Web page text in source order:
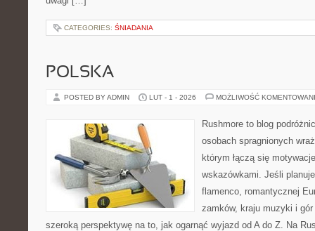
CATEGORIES: ŚNIADANIA
POLSKA
POSTED BY ADMIN LUT - 1 - 2026 MOŻLIWOŚĆ
Rushmore to blog
osobach spragnionych
którym łączą się
wskazówkami. Jeśli
flamenco, romantycznej
zamków, kraju muzyki i
szeroką perspektywę na to, jak ogarnąć wyjazd od A do Z. Na